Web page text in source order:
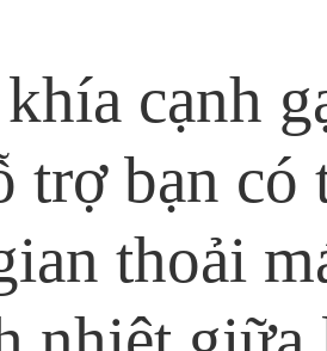
cạnh
trợ bạn có
thoải